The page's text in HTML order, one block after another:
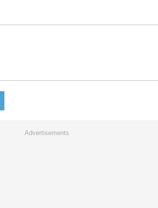
Advertisements